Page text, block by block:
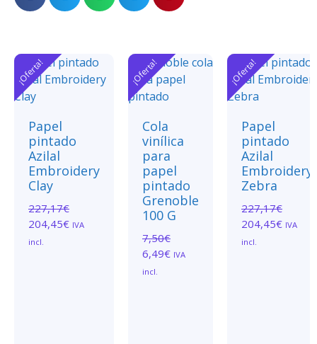
¡Oferta!
Papel
pintado
Azilal
Embroidery
Clay
227,17€
204,45€ IVA
incl.
¡Oferta!
Cola
vinílica
para
papel
pintado
Grenoble
100 G
7,50€
6,49€ IVA
incl.
¡Oferta!
Papel
pintado
Azilal
Embroidery
Zebra
227,17€
204,45€ IVA
incl.